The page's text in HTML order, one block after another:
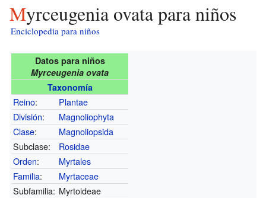
Myrceugenia ovata para niños
Enciclopedia para niños
Datos para niños
Myrceugenia ovata
Taxonomía
Reino:
Plantae
División:
Magnoliophyta
Clase:
Magnoliopsida
Subclase:
Rosidae
Orden:
Myrtales
Familia:
Myrtaceae
Subfamilia: Myrtoideae